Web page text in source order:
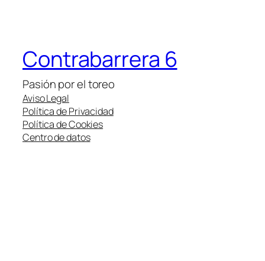
Contrabarrera 6
Pasión por el toreo
Aviso Legal
Política de Privacidad
Política de Cookies
Centro de datos